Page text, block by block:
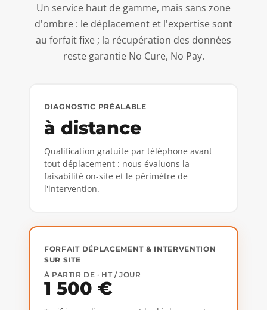
Un service haut de gamme, mais sans zone
d'ombre : le déplacement et l'expertise sont
au forfait fixe ; la récupération des données
reste garantie No Cure, No Pay.
DIAGNOSTIC PRÉALABLE
à distance
Qualification gratuite par téléphone avant
tout déplacement : nous évaluons la
faisabilité on-site et le périmètre de
l'intervention.
FORFAIT DÉPLACEMENT & INTERVENTION
SUR SITE
À PARTIR DE · HT / JOUR
1 500 €